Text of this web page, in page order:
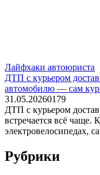
Лайфхаки автоюриста
ДТП с курьером
автомобилю — сам
31.05.20260179
ДТП с курьером
встречается всё чаще.
электровелосипедах,
Рубрики